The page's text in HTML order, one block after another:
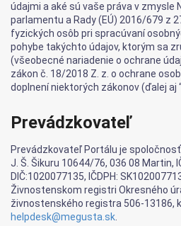
údajmi a aké sú vaše práva v zmysle
parlamentu a Rady (EÚ) 2016/679 z
fyzických osôb pri spracúvaní
pohybe takýchto údajov, ktorým sa
(všeobecné nariadenie o ochrane
zákon č. 18/2018 Z. z. o ochrane
doplnení niektorých zákonov (ďalej aj
Prevádzkovateľ
Prevádzkovateľ Portálu je
J. Š. Šikuru 10644/76, 036 08 Martin,
DIČ:1020077135, IČDPH:
Živnostenskom registri Okresného
živnostenského registra 506-13186,
helpdesk@megusta.sk